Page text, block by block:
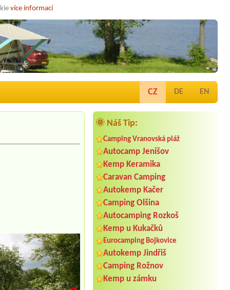
více informací
CZ DE EN
🌞 Náš Tip:
Camping Vranovská pláž
Autocamp Jenišov
Kemp Keramika
Caravan Camping
Autokemp Kačer
Camping Olšina
Autocamping Rozkoš
Kemp u Kukačků
Eurocamping Bojkovice
Autokemp Jindřiš
Camping Rožnov
Kemp u zámku
Termín od 2026-07-24 |
Jeden stan 2Mista
Termín od 2026-07-30 |
Viaduktu